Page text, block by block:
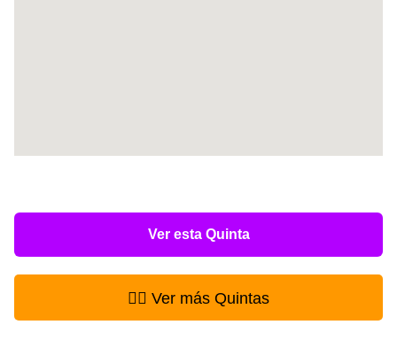
Ver esta Quinta
👉🏻 Ver más Quintas